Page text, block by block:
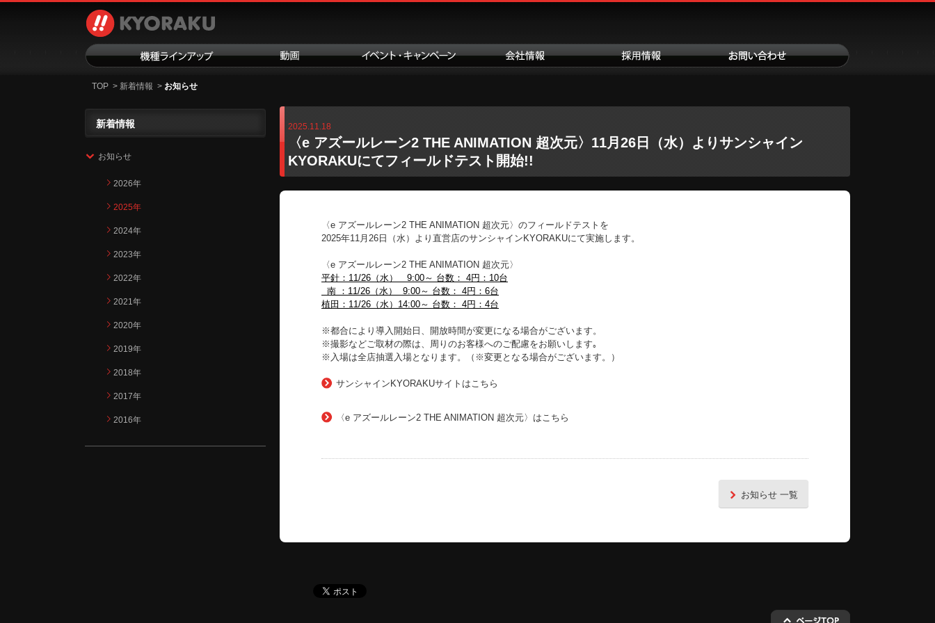
TOP > 新着情報 > お知らせ
新着情報
お知らせ
2026年
2025年
2024年
2023年
2022年
2021年
2020年
2019年
2018年
2017年
2016年
2025.11.18
〈e アズールレーン2 THE ANIMATION 超次元〉11月26日（水）よりサンシャイン
KYORAKUにてフィールドテスト開始!!
〈e アズールレーン2 THE ANIMATION 超次元〉のフィールドテストを
2025年11月26日（水）より直営店のサンシャインKYORAKUにて実施します。
〈e アズールレーン2 THE ANIMATION 超次元〉
平針： 11/26（水） 9:00～ 台数： 4円：10台
南 ： 11/26（水） 9:00～ 台数： 4円：6台
植田： 11/26（水）14:00～ 台数： 4円：4台
※都合により導入開始日、開放時間が変更になる場合がございます。
※撮影などご取材の際は、周りのお客様へのご配慮をお願いします｡
※入場は全店抽選入場となります。（※変更となる場合がございます。）
サンシャインKYORAKUサイトはこちら
〈e アズールレーン2 THE ANIMATION 超次元〉はこちら
お知らせ 一覧